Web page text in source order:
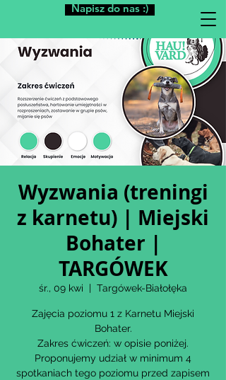
Napisz do nas :)
Wyzwania (treningi
z karnetu) | Miejski
Bohater |
TARGÓWEK
śr., 09 kwi
  |
Targówek-Białołęka
Zajęcia poziomu 1 z Karnetu Miejski
Bohater.
Zakres ćwiczeń: w opisie poniżej.
Proponujemy udział w minimum 4
spotkaniach tego poziomu przed zapisem